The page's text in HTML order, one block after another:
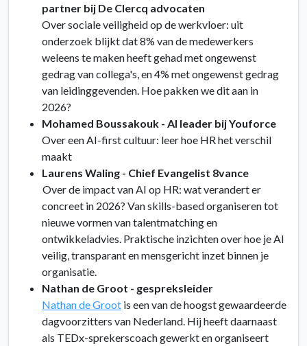
partner bij De Clercq advocaten
Over sociale veiligheid op de werkvloer: uit
onderzoek blijkt dat 8% van de medewerkers
weleens te maken heeft gehad met ongewenst
gedrag van collega's, en 4% met ongewenst gedrag
van leidinggevenden. Hoe pakken we dit aan in
2026?
Mohamed Boussakouk - AI leader bij Youforce
Over een AI-first cultuur: leer hoe HR het verschil
maakt
Laurens Waling - Chief Evangelist 8vance
Over de impact van AI op HR: wat verandert er
concreet in 2026? Van skills-based organiseren tot
nieuwe vormen van talentmatching en
ontwikkeladvies. Praktische inzichten over hoe je AI
veilig, transparant en mensgericht inzet binnen je
organisatie.
Nathan de Groot - gespreksleider
Nathan de Groot is een van de hoogst gewaardeerde
dagvoorzitters van Nederland. Hij heeft daarnaast
als TEDx-sprekerscoach gewerkt en organiseert